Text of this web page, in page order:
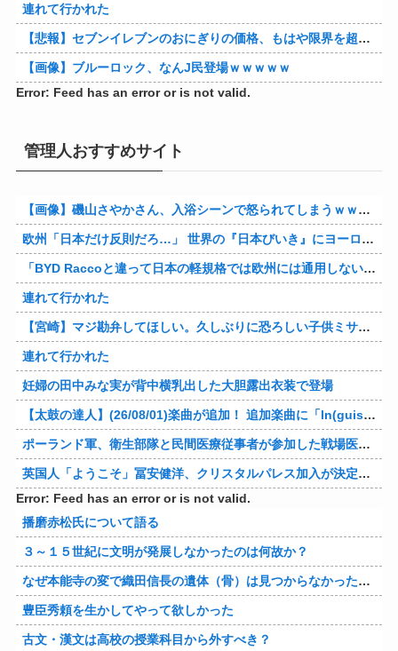
連れて行かれた
【悲報】セブンイレブンのおにぎりの価格、もはや限界を超える
【画像】ブルーロック、なんJ民登場ｗｗｗｗｗ
Error: Feed has an error or is not valid.
管理人おすすめサイト
【画像】磯山さやかさん、入浴シーンで怒られてしまうｗｗｗｗｗｗ
欧州「日本だけ反則だろ…」 世界の『日本びいき』にヨーロッパ全土から不満の声
「BYD Raccoと違って日本の軽規格では欧州には通用しない」と自動車系ライターが示唆、だが速攻で反例を提示されて即落ち二コマ状態に……
連れて行かれた
【宮崎】マジ勘弁してほしい。久しぶりに恐ろしい子供ミサイルを見た。
連れて行かれた
妊婦の田中みな実が背中横乳出した大胆露出衣装で登場
【太鼓の達人】(26/08/01)楽曲が追加！ 追加楽曲に「ln(guis・tics) / Sephid」「Remnath / ぺのれり」の2曲が登場！！
ポーランド軍、衛生部隊と民間医療従事者が参加した戦場医療訓練を実施！
英国人「ようこそ」冨安健洋、クリスタルパレス加入が決定的に！メディカル検査をパス！現地サポが歓迎！アーセナルファンも祝福！【海外の反応】
Error: Feed has an error or is not valid.
播磨赤松氏について語る
３～１５世紀に文明が発展しなかったのは何故か？
なぜ本能寺の変で織田信長の遺体（骨）は見つからなかったのか
豊臣秀頼を生かしてやって欲しかった
古文・漢文は高校の授業科目から外すべき？